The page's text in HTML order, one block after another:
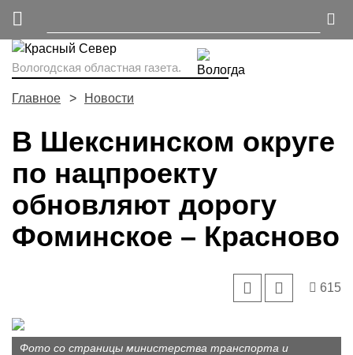
Вологодская областная газета.
Главное Новости
В Шекснинском округе
по нацпроекту
обновляют дорогу
Фоминское – Красново
615
Фото со страницы министерства транспорта и